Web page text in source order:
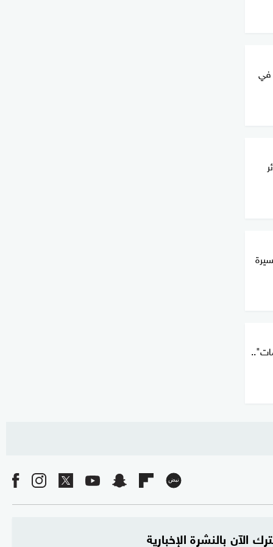
في
الآن بالنشرة الإخبارية